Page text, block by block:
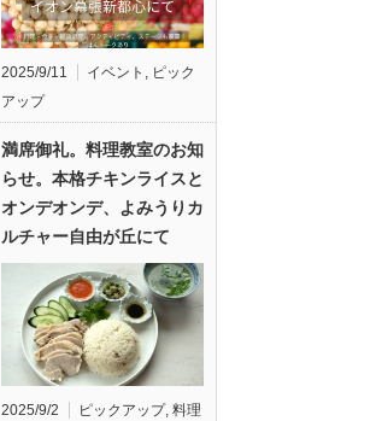
2025/9/11 イベント , ピック
アップ
満席御礼。料理教室のお知
らせ。本格チキンライスと
オンデオンデ、よみうりカ
ルチャー自由が丘にて
2025/9/2 ピックアップ, 料理